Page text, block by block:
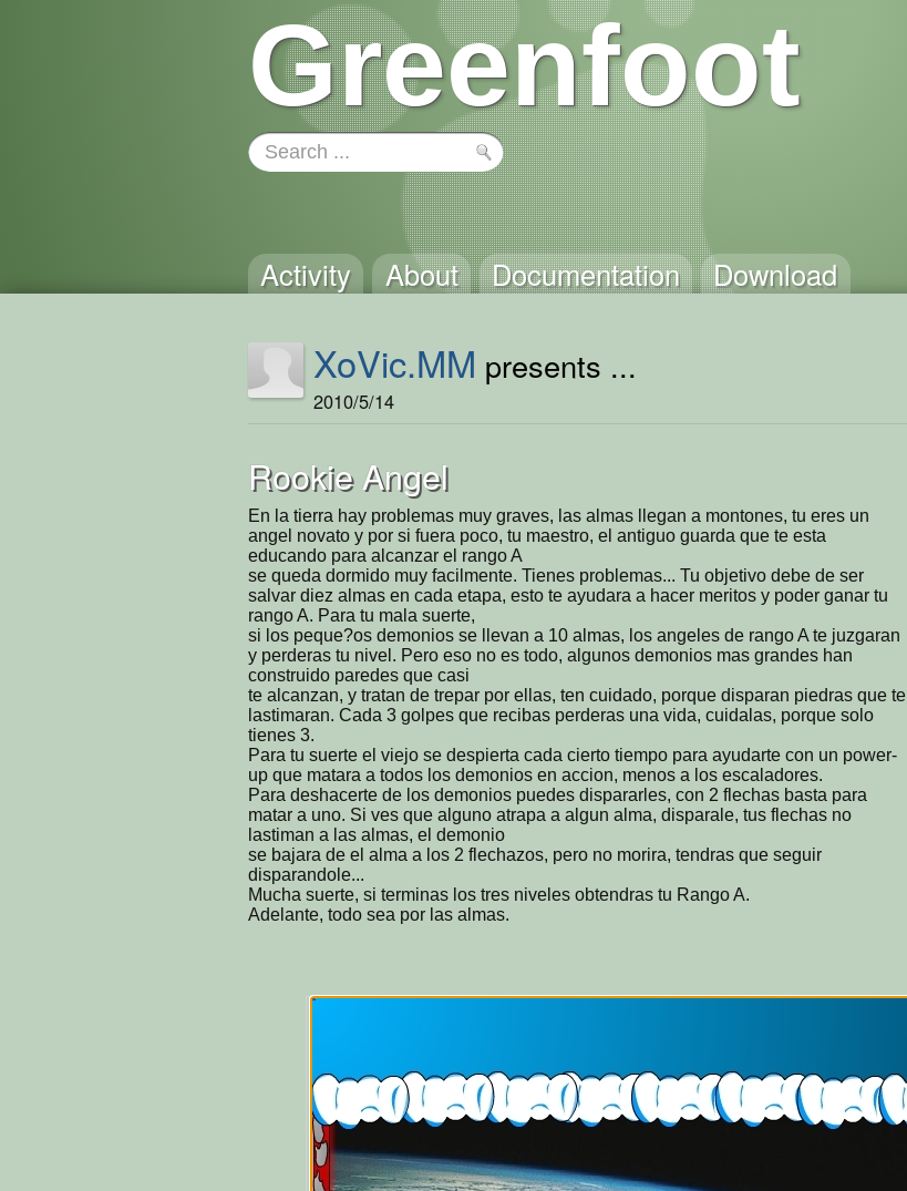
Greenfoot
Activity About Documentation Download
XoVic.MM presents ...
2010/5/14
Rookie Angel
En la tierra hay problemas muy graves, las almas llegan a montones, tu eres un
angel novato y por si fuera poco, tu maestro, el antiguo guarda que te esta
educando para alcanzar el rango A
se queda dormido muy facilmente. Tienes problemas... Tu objetivo debe de ser
salvar diez almas en cada etapa, esto te ayudara a hacer meritos y poder ganar tu
rango A. Para tu mala suerte,
si los peque?os demonios se llevan a 10 almas, los angeles de rango A te juzgaran
y perderas tu nivel. Pero eso no es todo, algunos demonios mas grandes han
construido paredes que casi
te alcanzan, y tratan de trepar por ellas, ten cuidado, porque disparan piedras que te
lastimaran. Cada 3 golpes que recibas perderas una vida, cuidalas, porque solo
tienes 3.
Para tu suerte el viejo se despierta cada cierto tiempo para ayudarte con un power-
up que matara a todos los demonios en accion, menos a los escaladores.
Para deshacerte de los demonios puedes dispararles, con 2 flechas basta para
matar a uno. Si ves que alguno atrapa a algun alma, disparale, tus flechas no
lastiman a las almas, el demonio
se bajara de el alma a los 2 flechazos, pero no morira, tendras que seguir
disparandole...
Mucha suerte, si terminas los tres niveles obtendras tu Rango A.
Adelante, todo sea por las almas.